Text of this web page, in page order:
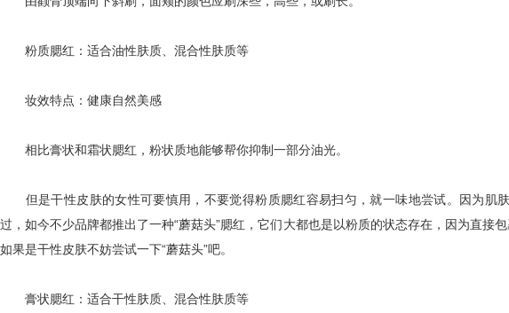
粉质腮红：适合油性肤质、混合性肤质等
妆效特点：健康自然美感
相比膏状和霜状腮红，粉状质地能够帮你抑制一部分油光。
但是干性皮肤的女性可要慎用，不要觉得粉质腮红容易扫匀，就一味地尝试。因为肌
过，如今不少品牌都推出了一种“蘑菇头”腮红，它们大都也是以粉质的状态存在，因为直接
如果是干性皮肤不妨尝试一下“蘑菇头”吧。
膏状腮红：适合干性肤质、混合性肤质等